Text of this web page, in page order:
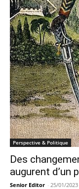
Perspective & Politique
Des
augurent d’un
Senior Editor - 25/01/2023